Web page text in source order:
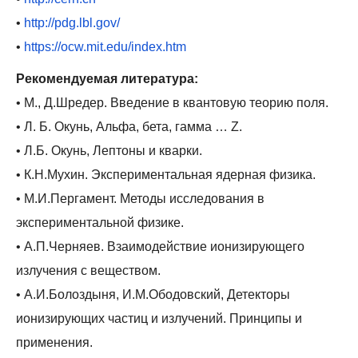
t
• http://pdg.lbl.gov/
• https://ocw.mit.edu/index.htm
Рекомендуемая литература:
• М., Д.Шредер. Введение в квантовую теорию поля.
• Л. Б. Окунь, Альфа, бета, гамма … Z.
• Л.Б. Окунь, Лептоны и кварки.
• К.Н.Мухин. Экспериментальная ядерная физика.
• М.И.Пергамент. Методы исследования в
экспериментальной физике.
• А.П.Черняев. Взаимодействие ионизирующего
излучения с веществом.
• А.И.Болоздыня, И.М.Ободовский, Детекторы
ионизирующих частиц и излучений. Принципы и
применения.